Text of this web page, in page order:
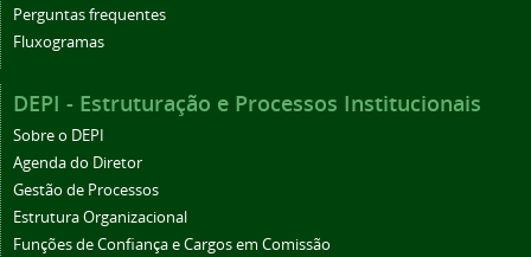
Perguntas frequentes
Fluxogramas
DEPI - Estruturação e Processos Institucionais
Sobre o DEPI
Agenda do Diretor
Gestão de Processos
Estrutura Organizacional
Funções de Confiança e Cargos em Comissão